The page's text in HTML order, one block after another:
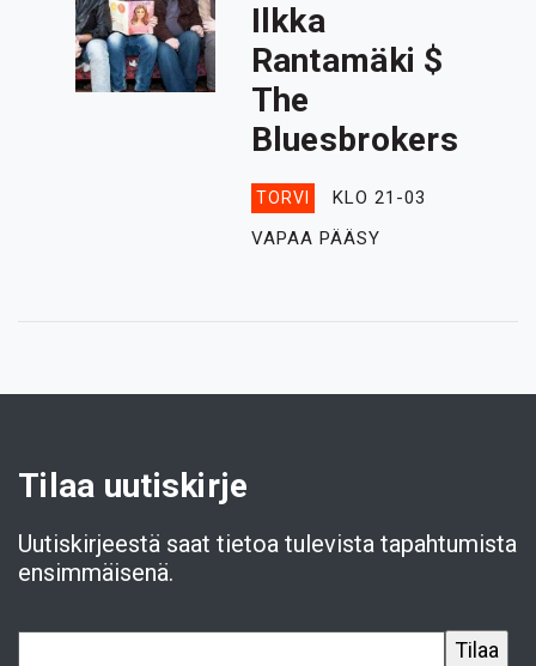
Ilkka
Rantamäki $
The
Bluesbrokers
TORVI
KLO 21-03
VAPAA PÄÄSY
Tilaa uutiskirje
Uutiskirjeestä saat tietoa tulevista tapahtumista
ensimmäisenä.